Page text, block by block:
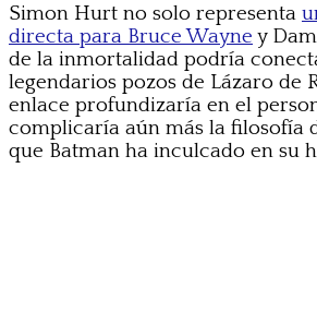
Simon Hurt no solo representa
directa para Bruce Wayne y
de la inmortalidad podría
legendarios pozos de Lázaro de
enlace profundizaría en el
complicaría aún más la filosofía
que Batman ha inculcado en su